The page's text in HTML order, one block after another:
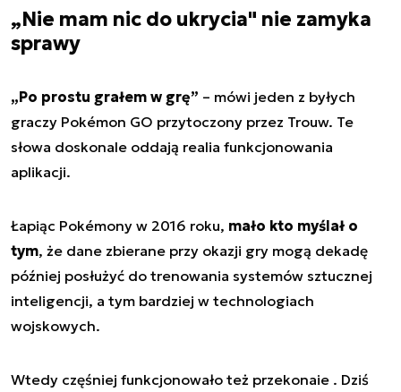
„Nie mam nic do ukrycia" nie zamyka
sprawy
„Po prostu grałem w grę” – mówi jeden z byłych
graczy Pokémon GO przytoczony przez Trouw. Te
słowa doskonale oddają realia funkcjonowania
aplikacji.
Łapiąc Pokémony w 2016 roku, mało kto myślał o
tym, że dane zbierane przy okazji gry mogą dekadę
później posłużyć do trenowania systemów sztucznej
inteligencji, a tym bardziej w technologiach
wojskowych.
Wtedy częśniej funkcjonowało też przekonaie . Dziś